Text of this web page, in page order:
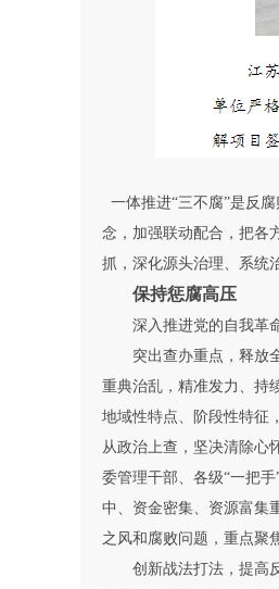
一体推进“三不腐”是反
念，加强联动配合，把各
抓，深化源头治理、系统
保持惩腐高压
深入推进党的自我革命
突出查办重点，释放全
重典治乱，精准发力、持
地域性特点、阶段性特征
从政治上查，坚决清除心
委管理干部、各级“一把
中、资金密集、资源富集
之风和腐败问题，重点聚
创新战法打法，提高反